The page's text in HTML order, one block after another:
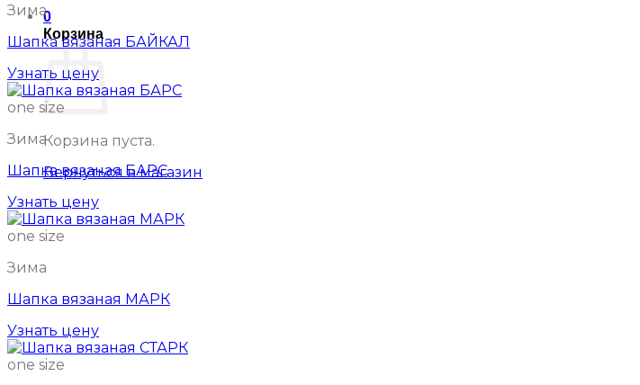
0
Корзина
Корзина пуста.
Вернуться в магазин
Зима
Шапка вязаная БАЙКАЛ
Узнать цену
one size
Зима
Шапка вязаная БАРС
Узнать цену
one size
Зима
Шапка вязаная МАРК
Узнать цену
one size